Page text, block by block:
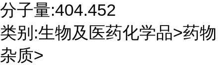
分子量:404.452
类别:生物及医药化学品>药物
杂质>